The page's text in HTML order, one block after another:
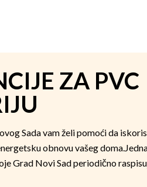
ZA PVC
Sada vam želi pomoći da
obnovu vašeg
Grad Novi Sad periodično